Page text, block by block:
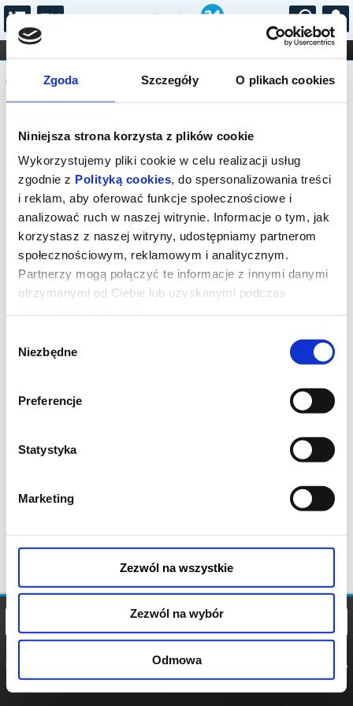
Zgoda Szczegóły O plikach cookies
Niniejsza strona korzysta z plików cookie
Wykorzystujemy pliki cookie w celu realizacji usług
zgodnie z Polityką cookies, do spersonalizowania treści
i reklam, aby oferować funkcje społecznościowe i
analizować ruch w naszej witrynie. Informacje o tym, jak
korzystasz z naszej witryny, udostępniamy partnerom
społecznościowym, reklamowym i analitycznym.
Partnerzy mogą połączyć te informacje z innymi danymi
otrzymanymi od Ciebie lub uzyskanymi podczas
zgody
Niezbędne
Preferencje
Statystyka
Marketing
Zezwól na wszystkie
Zezwól na wybór
Odmowa
...
FILHARMONIA OPERA I BALET
STAND-UP
DLA DZIECI
Komunikat
Sprzedaż biletów on-line na wydarzenie
została zakończona.
POLITYKA
POLITYKA